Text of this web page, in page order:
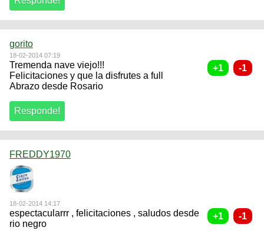
gorito
18-02-2014 07:19
Tremenda nave viejo!!!
Felicitaciones y que la disfrutes a full
Abrazo desde Rosario
FREDDY1970
18-02-2014 14:17
espectacularrr , felicitaciones , saludos desde
rio negro